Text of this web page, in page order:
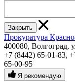
Закрыть
Прокуратура
400080,
+7 (8442) 65-01-83,
65-00-95
Я рекомендую